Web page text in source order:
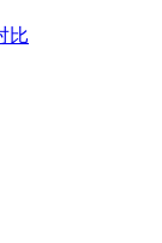
比